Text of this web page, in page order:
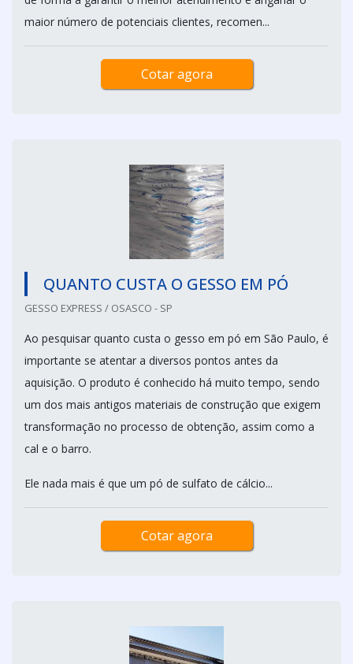
maior número de potenciais clientes, recomen...
Cotar agora
QUANTO CUSTA O GESSO EM PÓ
GESSO EXPRESS / OSASCO - SP
Ao pesquisar quanto custa o gesso em pó em São Paulo, é
importante se atentar a diversos pontos antes da
aquisição. O produto é conhecido há muito tempo, sendo
um dos mais antigos materiais de construção que exigem
transformação no processo de obtenção, assim como a
cal e o barro.
Ele nada mais é que um pó de sulfato de cálcio...
Cotar agora